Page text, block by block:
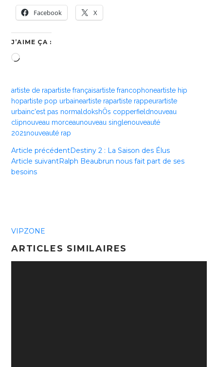
Facebook X
J’AIME ÇA :
Chargement…
artiste de rapartiste françaisartiste francophoneartiste hip
hopartiste pop urbaineartiste rapartiste rappeurartiste
urbainc'est pas normal dokshÖs copperfieldnouveau
clipnouveau morceaunouveau singlenouveauté
2021nouveauté rap
Article précédentDestiny 2 : La Saison des Élus
Article suivantRalph Beaubrun nous fait part de ses
besoins
VIPZONE
ARTICLES SIMILAIRES